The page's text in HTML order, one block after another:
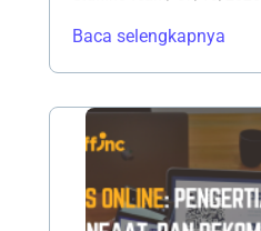
Baca selengkapnya